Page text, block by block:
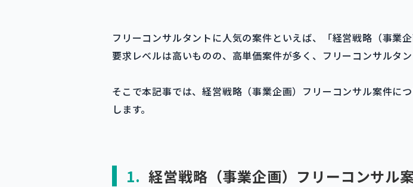
フリーコンサルタントに人気の案件といえば、「経営戦略（事業
要求レベルは高いものの、高単価案件が多く、フリーコンサルタ
そこで本記事では、経営戦略（事業企画）フリーコンサル案件に
します。
1. 経営戦略（事業企画）フリーコンサル